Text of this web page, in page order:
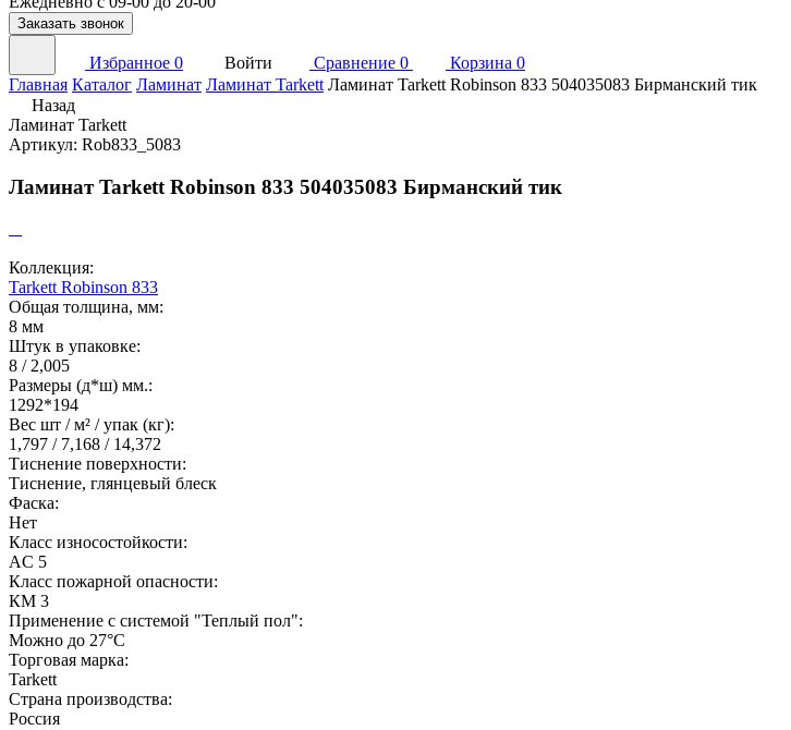
Заказать звонок
Избранное 0 Войти Сравнение 0 Корзина 0
Главная Каталог Ламинат Ламинат Tarkett Ламинат Tarkett Robinson 833 504035083 Бирманский тик
Назад
Ламинат Tarkett
Артикул: Rob833_5083
Ламинат Tarkett Robinson 833 504035083 Бирманский тик
Коллекция:
Tarkett Robinson 833
Общая толщина, мм:
8 мм
Штук в упаковке:
8 / 2,005
Размеры (д*ш) мм.:
1292*194
Вес шт / м² / упак (кг):
1,797 / 7,168 / 14,372
Тиснение поверхности:
Тиснение, глянцевый блеск
Фаска:
Нет
Класс износостойкости:
AC 5
Класс пожарной опасности:
КМ 3
Применение с системой "Теплый пол":
Можно до 27°С
Торговая марка:
Tarkett
Страна производства:
Россия